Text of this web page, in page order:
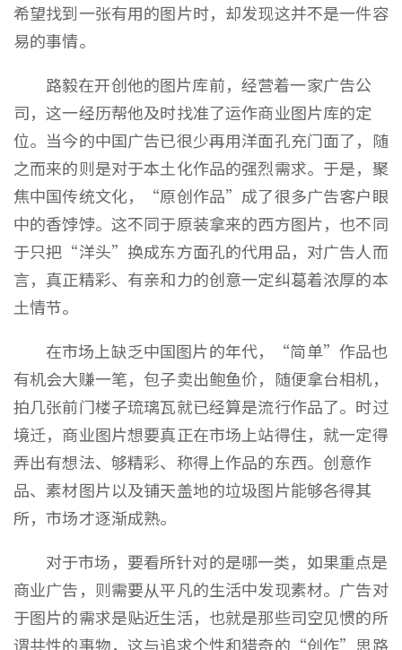
希望找到一张有用的图片时，却发现这并不是一件容
易的事情。
路毅在开创他的图片库前，经营着一家广告公
司，这一经历帮他及时找准了运作商业图片库的定
位。当今的中国广告已很少再用洋面孔充门面了，随
之而来的则是对于本土化作品的强烈需求。于是，聚
焦中国传统文化，“原创作品”成了很多广告客户眼
中的香饽饽。这不同于原装拿来的西方图片，也不同
于只把“洋头”换成东方面孔的代用品，对广告人而
言，真正精彩、有亲和力的创意一定纠葛着浓厚的本
土情节。
在市场上缺乏中国图片的年代，“简单”作品也
有机会大赚一笔，包子卖出鲍鱼价，随便拿台相机，
拍几张前门楼子琉璃瓦就已经算是流行作品了。时过
境迁，商业图片想要真正在市场上站得住，就一定得
弄出有想法、够精彩、称得上作品的东西。创意作
品、素材图片以及铺天盖地的垃圾图片能够各得其
所，市场才逐渐成熟。
对于市场，要看所针对的是哪一类，如果重点是
商业广告，则需要从平凡的生活中发现素材。广告对
于图片的需求是贴近生活，也就是那些司空见惯的所
谓共性的事物，这与追求个性和猎奇的“创作”思路